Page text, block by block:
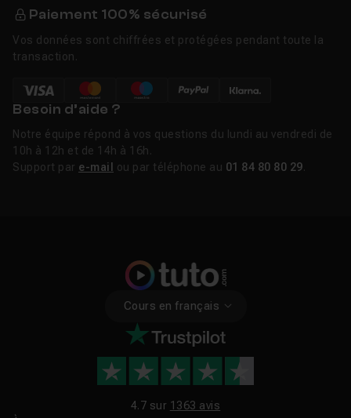
Paiement 100% sécurisé
Vos données sont chiffrées et protégées pendant toute la
transaction.
Besoin d’aide ?
Notre équipe répond à vos questions du lundi au vendredi de
10h à 12h et de 14h à 16h.
Support par e-mail ou par téléphone au 01 84 80 80 29
Cours en français
4.7 sur 1363 avis